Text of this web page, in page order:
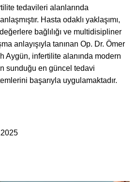
tedavileri alanlarında
Hasta odaklı yaklaşımı,
bağlılığı ve multidisipliner
anlayışıyla tanınan Op. Dr. Ömer
Aygün, infertilite alanında modern
sunduğu en güncel tedavi
başarıyla uygulamaktadır.